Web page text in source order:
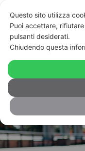
L’Italia
arcobaleno
Questo sito utilizza
Puoi accettare,
pulsanti desiderati.
Chiudendo questa